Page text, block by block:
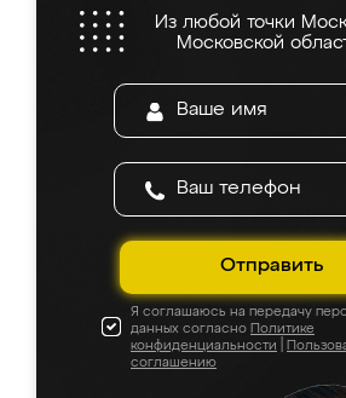
Из любой точки
Московской
Отправить
Я соглашаюсь на передачу
данных согласно Политике
конфиденциальности
соглашению